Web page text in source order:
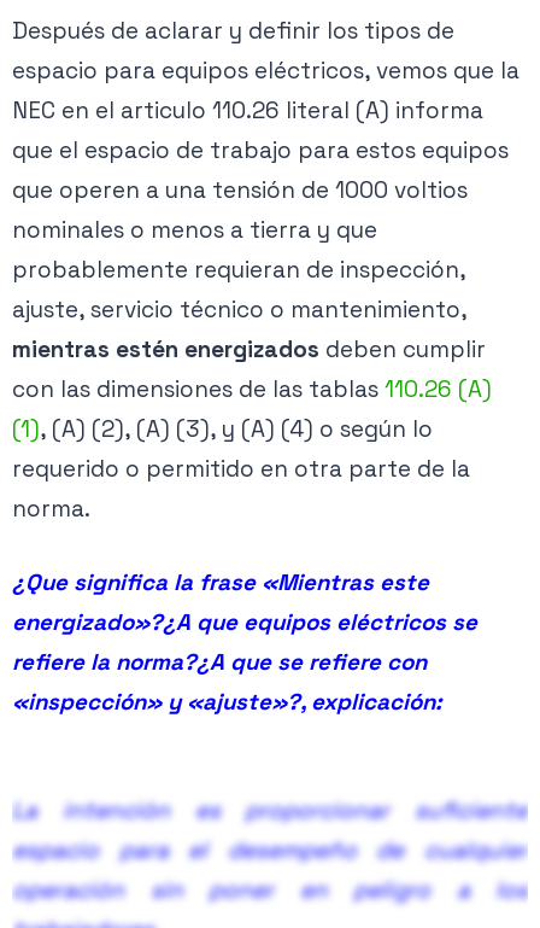
Voltaje línea-línea VLL (V) (si Manual)
Condición en frente del equipo
tierra”.
Edificio existente con procedimientos
(110.26(A)(1)(c))
Si seleccionas Cond. 3 y “Sí”, se permite aplicar Cond. 2
frente a frente.
Equipo de frente muerto con acceso solo
frontal
De ser “Sí”, no se requiere espacio lateral/trasero
(salvo nota de mantenimiento).
¿Requiere acceso trasero para partes no
eléctricas?
Ancho mínimo del espacio frontal: ≥ 0.762 m (30 in) o el
Activa tu membresía para acceder.
Ver planes →
Después de aclarar y definir los tipos de
espacio para equipos eléctricos, vemos que la
NEC en el articulo 110.26 literal (A) informa
que el espacio de trabajo para estos equipos
que operen a una tensión de 1000 voltios
nominales o menos a tierra y que
probablemente requieran de inspección,
ajuste, servicio técnico o mantenimiento,
mientras estén energizados deben cumplir
con las dimensiones de las tablas 110.26 (A)
(1), (A) (2), (A) (3), y (A) (4) o según lo
requerido o permitido en otra parte de la
norma.
¿Que significa la frase «Mientras este
energizado»?¿A que equipos eléctricos se
refiere la norma?¿A que se refiere con
«inspección» y «ajuste»?, explicación:
La intención es proporcionar suficiente
espacio para el desempeño de cualquier
operación sin poner en peligro a los